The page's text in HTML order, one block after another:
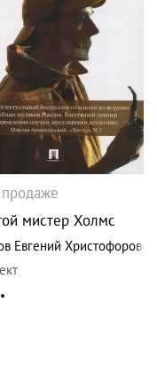
мистер Холмс
Евгений Христофорович